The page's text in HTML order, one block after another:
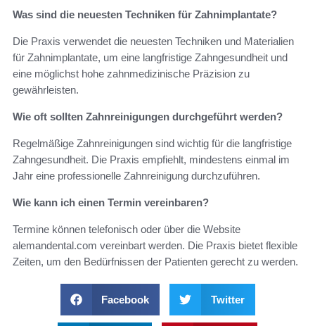
Was sind die neuesten Techniken für Zahnimplantate?
Die Praxis verwendet die neuesten Techniken und Materialien
für Zahnimplantate, um eine langfristige Zahngesundheit und
eine möglichst hohe zahnmedizinische Präzision zu
gewährleisten.
Wie oft sollten Zahnreinigungen durchgeführt werden?
Regelmäßige Zahnreinigungen sind wichtig für die langfristige
Zahngesundheit. Die Praxis empfiehlt, mindestens einmal im
Jahr eine professionelle Zahnreinigung durchzuführen.
Wie kann ich einen Termin vereinbaren?
Termine können telefonisch oder über die Website
alemandental.com vereinbart werden. Die Praxis bietet flexible
Zeiten, um den Bedürfnissen der Patienten gerecht zu werden.
Facebook Twitter